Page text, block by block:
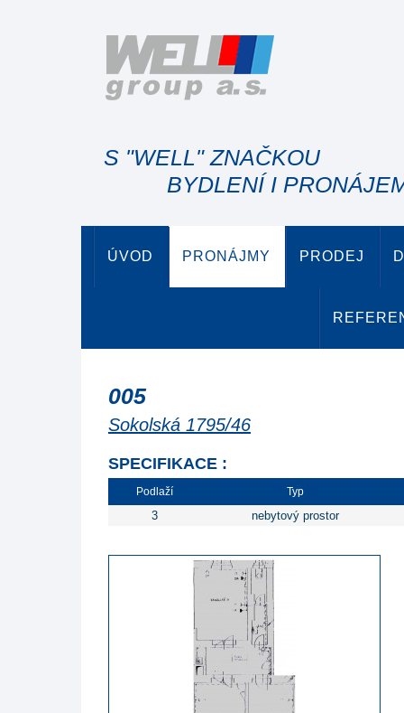
S "WELL" ZNAČKOU
BYDLENÍ I
ÚVOD PRONÁJMY PRODEJ
005
Sokolská 1795/46
SPECIFIKACE :
Podlaží Typ
3 nebytový prostor